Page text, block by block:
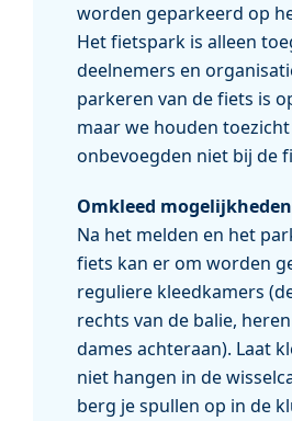
worden geparkeerd op
Het fietspark is alleen
deelnemers en
parkeren van de fiets is
maar we houden
onbevoegden niet bij de
Omkleed mogelijkheden
Na het melden en het
fiets kan er om worden
reguliere kleedkamers
rechts van de balie,
dames achteraan). Laat
niet hangen in de
berg je spullen op in de